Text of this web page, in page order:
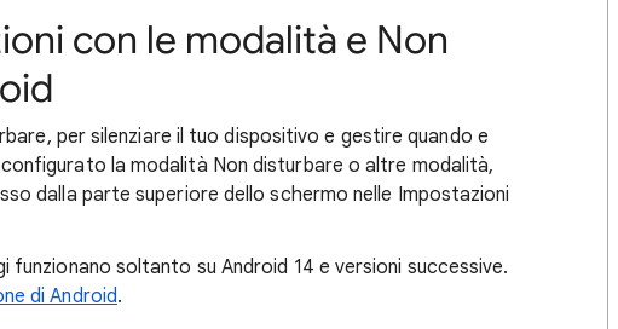
con le modalità e Non
per silenziare il tuo dispositivo e gestire quando e
la modalità Non disturbare o altre modalità,
dalla parte superiore dello schermo nelle Impostazioni
funzionano soltanto su Android 14 e versioni successive.
di Android.